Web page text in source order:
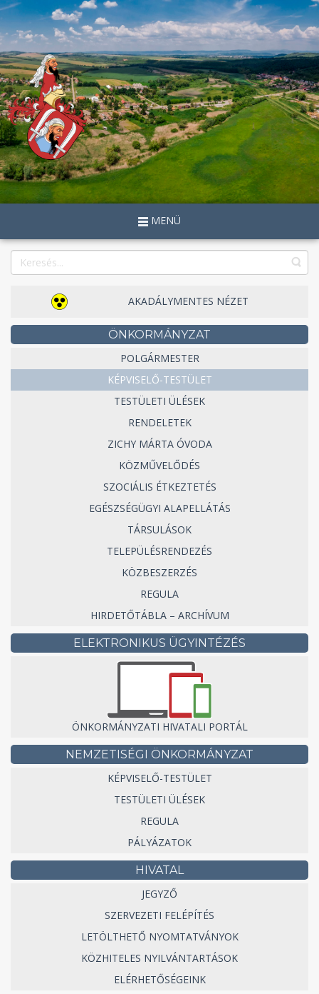
MENÜ
AKADÁLYMENTES NÉZET
ÖNKORMÁNYZAT
POLGÁRMESTER
KÉPVISELŐ-TESTÜLET
TESTÜLETI ÜLÉSEK
RENDELETEK
ZICHY MÁRTA ÓVODA
KÖZMŰVELŐDÉS
SZOCIÁLIS ÉTKEZTETÉS
EGÉSZSÉGÜGYI ALAPELLÁTÁS
TÁRSULÁSOK
TELEPÜLÉSRENDEZÉS
KÖZBESZERZÉS
REGULA
HIRDETŐTÁBLA – ARCHÍVUM
ELEKTRONIKUS ÜGYINTÉZÉS
ÖNKORMÁNYZATI HIVATALI PORTÁL
NEMZETISÉGI ÖNKORMÁNYZAT
KÉPVISELŐ-TESTÜLET
TESTÜLETI ÜLÉSEK
REGULA
PÁLYÁZATOK
HIVATAL
JEGYZŐ
SZERVEZETI FELÉPÍTÉS
LETÖLTHETŐ NYOMTATVÁNYOK
KÖZHITELES NYILVÁNTARTÁSOK
ELÉRHETŐSÉGEINK